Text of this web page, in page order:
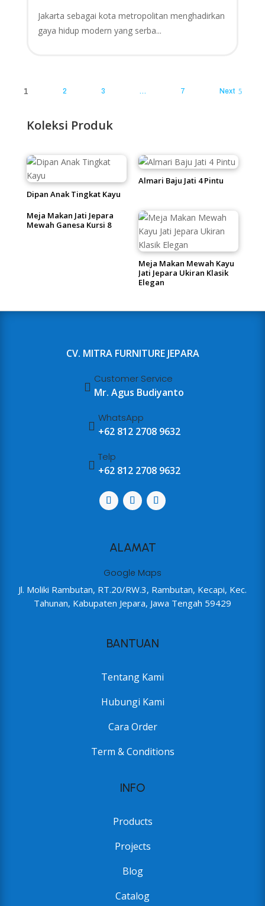
Jakarta sebagai kota metropolitan menghadirkan
gaya hidup modern yang serba...
1 2 3 … 7 Next
Koleksi Produk
Dipan Anak Tingkat Kayu
Almari Baju Jati 4 Pintu
Meja Makan Jati Jepara
Mewah Ganesa Kursi 8
Meja Makan Mewah Kayu
Jati Jepara Ukiran Klasik
Elegan
CV. MITRA FURNITURE JEPARA

Customer Service
Mr. Agus Budiyanto

WhatsApp
+62 812 2708 9632

Telp
+62 812 2708 9632
ALAMAT
Google Maps
Jl. Moliki Rambutan, RT.20/RW.3, Rambutan, Kecapi, Kec.
Tahunan, Kabupaten Jepara, Jawa Tengah 59429
BANTUAN
Tentang Kami
Hubungi Kami
Cara Order
Term & Conditions
INFO
Products
Projects
Blog
Catalog